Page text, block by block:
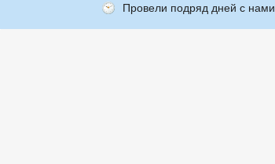
Провели подряд дней с нами